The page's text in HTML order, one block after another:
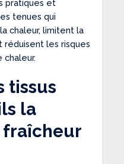
pratiques et
tenues qui
chaleur, limitent la
les risques
chaleur.
tissus
la
fraîcheur